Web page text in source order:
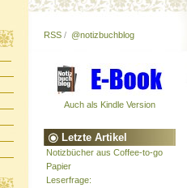
RSS / @notizbuchblog
Auch als Kindle Version
Letzte Artikel
Notizbücher aus Coffee-to-go
Papier
Leserfrage: